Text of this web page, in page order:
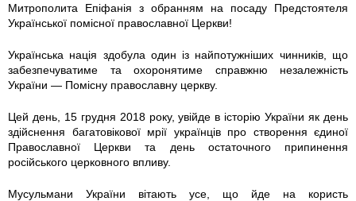
4
3
0
4
-
A
Митрополита Епіфанія з обранням на посаду Предстоятеля
Української помісної православної Церкви!
Українська нація здобула один із найпотужніших чинників, що
забезпечуватиме та охоронятиме справжню незалежність
України — Помісну православну церкву.
Цей день, 15 грудня 2018 року, увійде в історію України як день
здійснення багатовікової мрії українців про створення єдиної
Православної Церкви та день остаточного припинення
російського церковного впливу.
Мусульмани України вітають усе, що йде на користь